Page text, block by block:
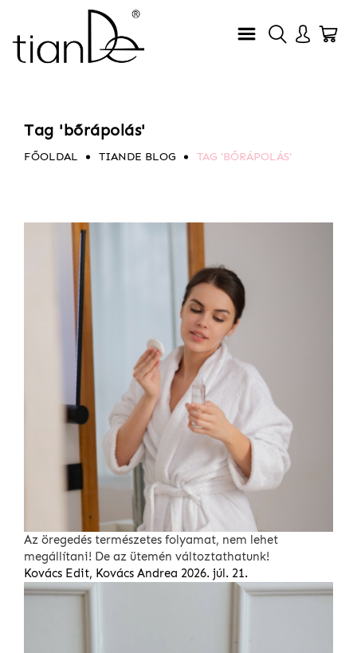
Tag 'bőrápolás'
FŐOLDAL TIANDE BLOG TAG 'BŐRÁPOLÁS'
Az öregedés természetes folyamat, nem lehet
megállítani! De az ütemén változtathatunk!
Kovács Edit, Kovács Andrea 2026. júl. 21.